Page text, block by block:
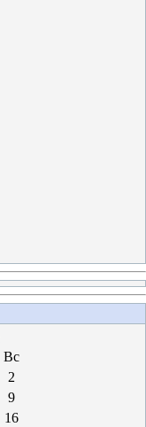
Вс
2
9
16